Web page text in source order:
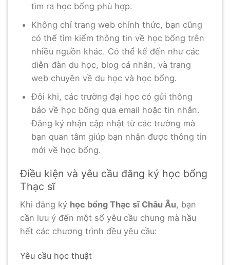
tìm ra học bổng phù hợp.
Không chỉ trang web chính thức, bạn cũng
có thể tìm kiếm thông tin về học bổng trên
nhiều nguồn khác. Có thể kể đến như các
diễn đàn du học, blog cá nhân, và trang
web chuyên về du học và học bổng.
Đôi khi, các trường đại học có gửi thông
báo về học bổng qua email hoặc tin nhắn.
Đăng ký nhận cập nhật từ các trường mà
bạn quan tâm giúp bạn nhận được thông tin
mới về học bổng.
Điều kiện và yêu cầu đăng ký học bổng
Thạc sĩ
Khi đăng ký học bổng Thạc sĩ Châu Âu, bạn
cần lưu ý đến một số yêu cầu chung mà hầu
hết các chương trình đều yêu cầu:
Yêu cầu học thuật